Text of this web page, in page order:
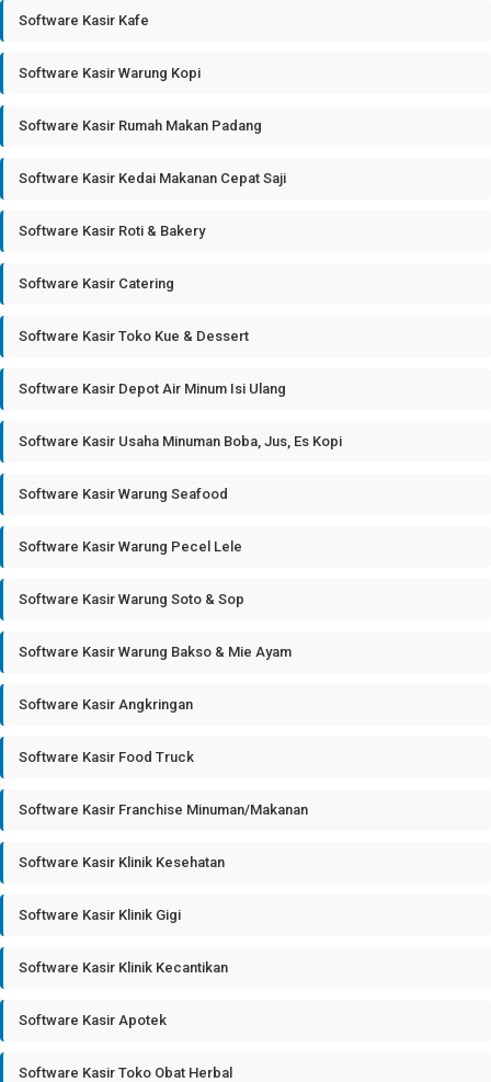
Software Kasir Kafe
Software Kasir Warung Kopi
Software Kasir Rumah Makan Padang
Software Kasir Kedai Makanan Cepat Saji
Software Kasir Roti & Bakery
Software Kasir Catering
Software Kasir Toko Kue & Dessert
Software Kasir Depot Air Minum Isi Ulang
Software Kasir Usaha Minuman Boba, Jus, Es Kopi
Software Kasir Warung Seafood
Software Kasir Warung Pecel Lele
Software Kasir Warung Soto & Sop
Software Kasir Warung Bakso & Mie Ayam
Software Kasir Angkringan
Software Kasir Food Truck
Software Kasir Franchise Minuman/Makanan
Software Kasir Klinik Kesehatan
Software Kasir Klinik Gigi
Software Kasir Klinik Kecantikan
Software Kasir Apotek
Software Kasir Toko Obat Herbal